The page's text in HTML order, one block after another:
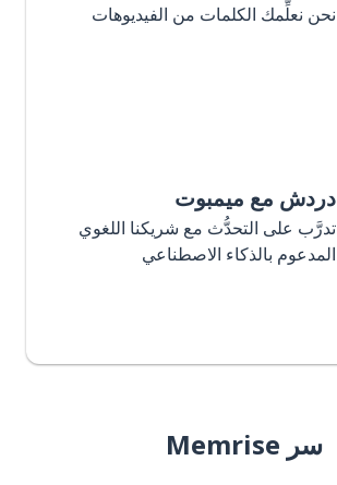
نحن نعلِّمك الكلمات من الفيديوهات
دردش مع ميمبوت
تدرَّب على التحدُّث مع شريكنا اللغوي
المدعوم بالذكاء الاصطناعي
سر Memrise